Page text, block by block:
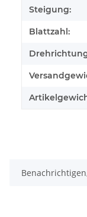
Steigung:
Blattzahl: